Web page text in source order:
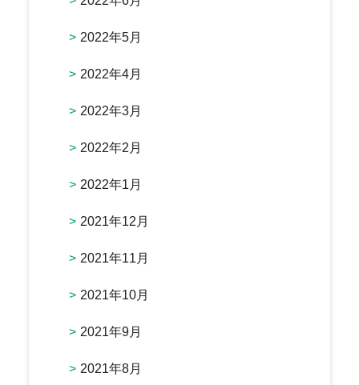
2022年5月
2022年4月
2022年3月
2022年2月
2022年1月
2021年12月
2021年11月
2021年10月
2021年9月
2021年8月